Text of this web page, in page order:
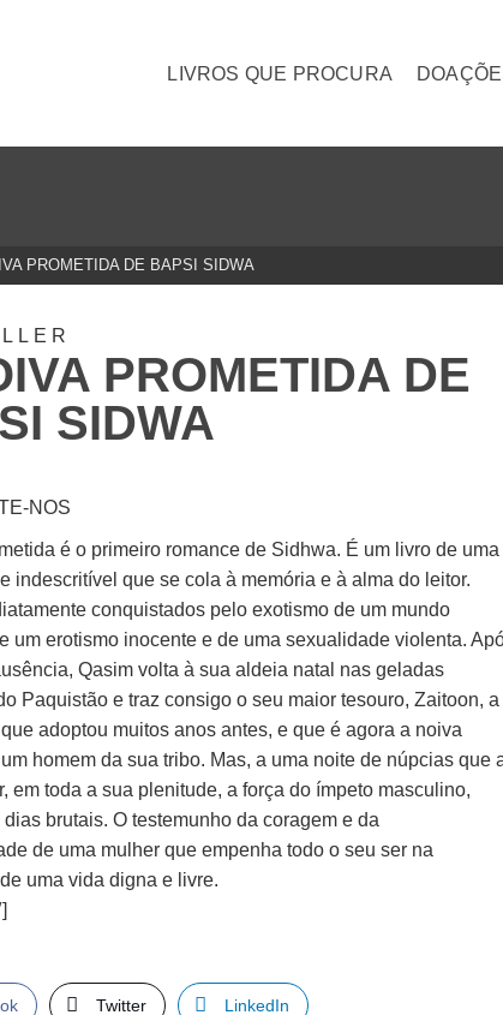
LIVROS QUE PROCURA
PROMETIDA DE BAPSI SIDWA
PROMETIDA DE
SIDWA
NOS
é o primeiro romance de Sidhwa. É um livro de uma
indescritível que se cola à memória e à alma do leitor.
conquistados pelo exotismo de um mundo
um erotismo inocente e de uma sexualidade violenta.
Qasim volta à sua aldeia natal nas geladas
Paquistão e traz consigo o seu maior tesouro, Zaitoon, a
adoptou muitos anos antes, e que é agora a noiva
homem da sua tribo. Mas, a uma noite de núpcias que
em toda a sua plenitude, a força do ímpeto masculino,
brutais. O testemunho da coragem e da
de uma mulher que empenha todo o seu ser na
uma vida digna e livre.
Twitter LinkedIn